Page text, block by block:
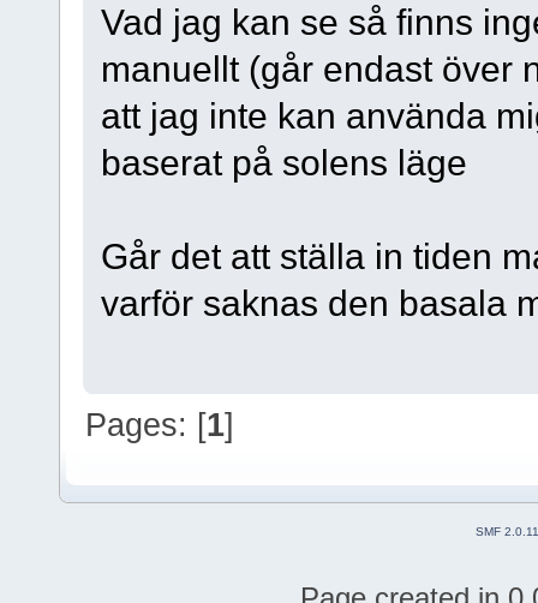
Vad jag kan se så finns
manuellt (går endast över
att jag inte kan använda
baserat på solens läge
Går det att ställa in tiden
varför saknas den basala
Pages: [1]
SMF 2.0.11